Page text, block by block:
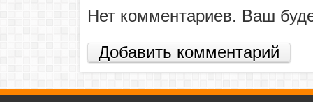
Нет комментариев. Ваш
Добавить комментарий